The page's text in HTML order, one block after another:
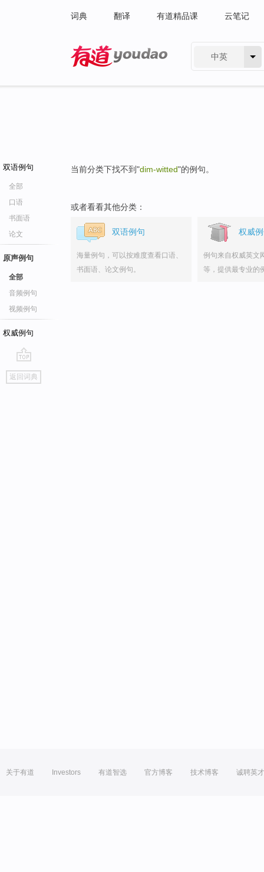
词典 翻译 有道精品课 云笔记
中英
双语例句
全部
口语
书面语
论文
原声例句
全部
音频例句
视频例句
权威例句
go
top
返回词典
当前分类下找不到"dim-witted"的例句。
或者看看其他分类：
双语例句
海量例句，可以按难度查看口语、
书面语、论文例句。
权威
例句来自权威英文
等，提供最专业的
关于有道 Investors 有道智选 官方博客 技术博客 诚聘英才